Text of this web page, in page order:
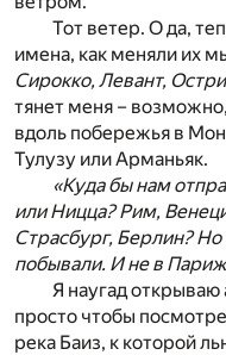
Тот ветер. О да,
имена, как меняли их
Сирокко, Левант,
тянет меня –
вдоль побережья в
Тулузу или Арманьяк.
«Куда бы нам
или Ницца? Рим,
Страсбург, Берлин?
побывали. И не в
Я наугад открываю
просто чтобы
река Баиз, к которой